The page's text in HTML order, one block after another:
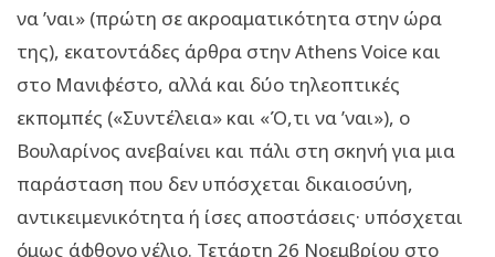
να ’ναι» (πρώτη σε ακροαματικότητα στην ώρα
της), εκατοντάδες άρθρα στην Athens Voice και
στο Μανιφέστο, αλλά και δύο τηλεοπτικές
εκπομπές («Συντέλεια» και «Ό,τι να ’ναι»), ο
Βουλαρίνος ανεβαίνει και πάλι στη σκηνή για μια
παράσταση που δεν υπόσχεται δικαιοσύνη,
αντικειμενικότητα ή ίσες αποστάσεις· υπόσχεται
όμως άφθονο γέλιο. Τετάρτη 26 Νοεμβρίου στο